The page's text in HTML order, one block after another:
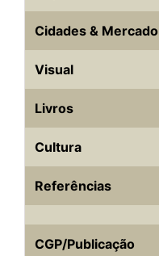
Cidades & Mercado
Visual
Livros
Cultura
Referências
CGP/Publicação